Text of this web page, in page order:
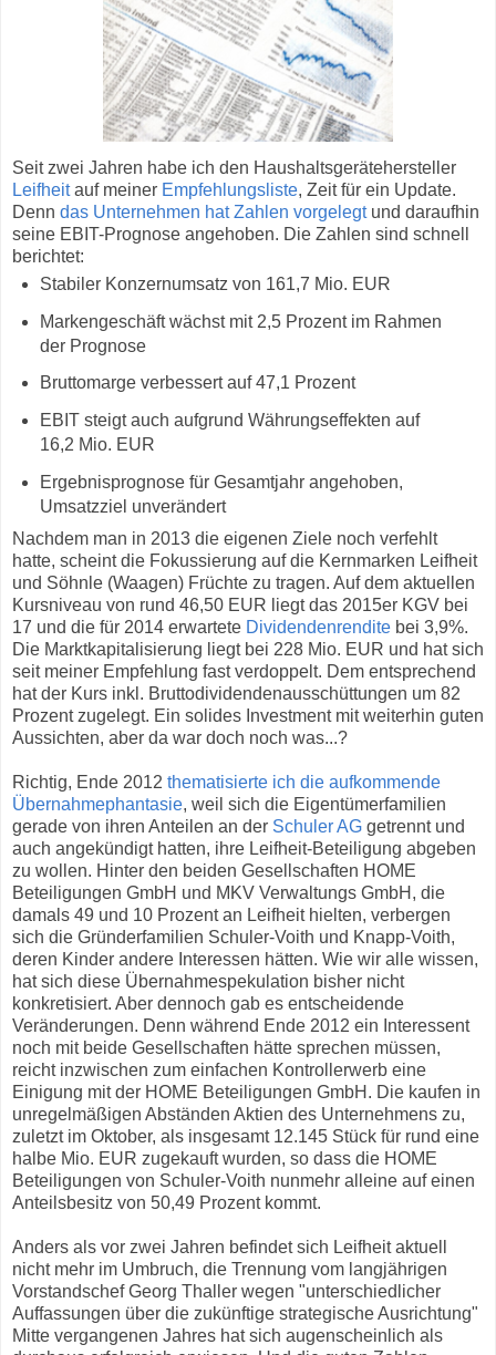
Seit zwei Jahren habe ich den Haushaltsgerätehersteller
Leifheitauf meiner Empfehlungsliste, Zeit für ein Update.
Denn das Unternehmen hat Zahlen vorgelegtund daraufhin
seine EBIT-Prognose angehoben. Die Zahlen sind schnell
berichtet:
Stabiler Konzernumsatz von 161,7 Mio. EUR
Markengeschäft wächst mit 2,5 Prozent im Rahmen
der Prognose
Bruttomarge verbessert auf 47,1 Prozent
EBIT steigt auch aufgrund Währungseffekten auf
16,2 Mio. EUR
Ergebnisprognose für Gesamtjahr angehoben,
Umsatzziel unverändert
Nachdem man in 2013 die eigenen Ziele noch verfehlt
hatte, scheint die Fokussierung auf die Kernmarken Leifheit
und Söhnle (Waagen) Früchte zu tragen. Auf dem aktuellen
Kursniveau von rund 46,50 EUR liegt das 2015er KGV bei
17 und die für 2014 erwartete Dividendenrendite bei 3,9%.
Die Marktkapitalisierung liegt bei 228 Mio. EUR und hat sich
seit meiner Empfehlung fast verdoppelt. Dem entsprechend
hat der Kurs inkl. Bruttodividendenausschüttungen um 82
Prozent zugelegt. Ein solides Investment mit weiterhin guten
Aussichten, aber da war doch noch was...?
Richtig, Ende 2012 thematisierte ich die aufkommende
Übernahmephantasie, weil sich die Eigentümerfamilien
gerade von ihren Anteilen an der Schuler AG getrennt und
auch angekündigt hatten, ihre Leifheit-Beteiligung abgeben
zu wollen. Hinter den beiden Gesellschaften HOME
Beteiligungen GmbH und MKV Verwaltungs GmbH, die
damals 49 und 10 Prozent an Leifheit hielten, verbergen
sich die Gründerfamilien Schuler-Voith und Knapp-Voith,
deren Kinder andere Interessen hätten. Wie wir alle wissen,
hat sich diese Übernahmespekulation bisher nicht
konkretisiert. Aber dennoch gab es entscheidende
Veränderungen. Denn während Ende 2012 ein Interessent
noch mit beide Gesellschaften hätte sprechen müssen,
reicht inzwischen zum einfachen Kontrollerwerb eine
Einigung mit der HOME Beteiligungen GmbH. Die kaufen in
unregelmäßigen Abständen Aktien des Unternehmens zu,
zuletzt im Oktober, als insgesamt 12.145 Stück für rund eine
halbe Mio. EUR zugekauft wurden, so dass die HOME
Beteiligungen von Schuler-Voith nunmehr alleine auf einen
Anteilsbesitz von 50,49 Prozent kommt.
Anders als vor zwei Jahren befindet sich Leifheit aktuell
nicht mehr im Umbruch, die Trennung vom langjährigen
Vorstandschef Georg Thaller wegen "unterschiedlicher
Auffassungen über die zukünftige strategische Ausrichtung"
Mitte vergangenen Jahres hat sich augenscheinlich als